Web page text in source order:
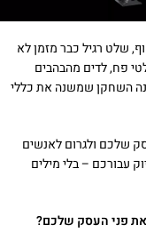
שלט רגיל כבר מזמן לא
פח, לדים מהבהבים
השחקן שמשנה את כללי
שלכם ולגרום לאנשים
עבורכם – בלי מילים
את פני העסק שלכם?